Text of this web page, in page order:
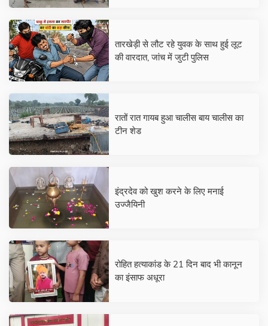
तारखेड़ी से लौट रहे युवक के साथ हुई लूट
की वारदात, जांच में जुटी पुलिस
रातों रात गायब हुआ चालीस बाय चालीस का
टीन शेड
इंद्रदेव को खुश करने के लिए मनाई
उज्जैयिनी
रोहित हत्याकांड के 21 दिन बाद भी कानून
का इंसाफ अधूरा